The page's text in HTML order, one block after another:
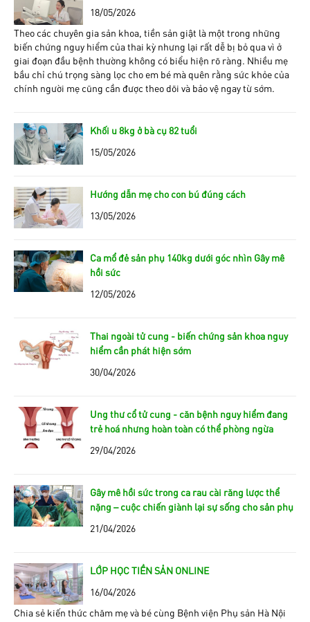
18/05/2026
Theo các chuyên gia sản khoa, tiền sản giật là một trong những
biến chứng nguy hiểm của thai kỳ nhưng lại rất dễ bị bỏ qua vì ở
giai đoạn đầu bệnh thường không có biểu hiện rõ ràng. Nhiều mẹ
bầu chỉ chú trọng sàng lọc cho em bé mà quên rằng sức khỏe của
chính người mẹ cũng cần được theo dõi và bảo vệ ngay từ sớm.
Khối u 8kg ở bà cụ 82 tuổi
15/05/2026
Hướng dẫn mẹ cho con bú đúng cách
13/05/2026
Ca mổ đẻ sản phụ 140kg dưới góc nhìn Gây mê
hồi sức
12/05/2026
Thai ngoài tử cung - biến chứng sản khoa nguy
hiểm cần phát hiện sớm
30/04/2026
Ung thư cổ tử cung - căn bệnh nguy hiểm đang
trẻ hoá nhưng hoàn toàn có thể phòng ngừa
29/04/2026
Gây mê hồi sức trong ca rau cài răng lược thể
nặng – cuộc chiến giành lại sự sống cho sản phụ
21/04/2026
LỚP HỌC TIỀN SẢN ONLINE
16/04/2026
Chia sẻ kiến thức chăm mẹ và bé cùng Bệnh viện Phụ sản Hà Nội